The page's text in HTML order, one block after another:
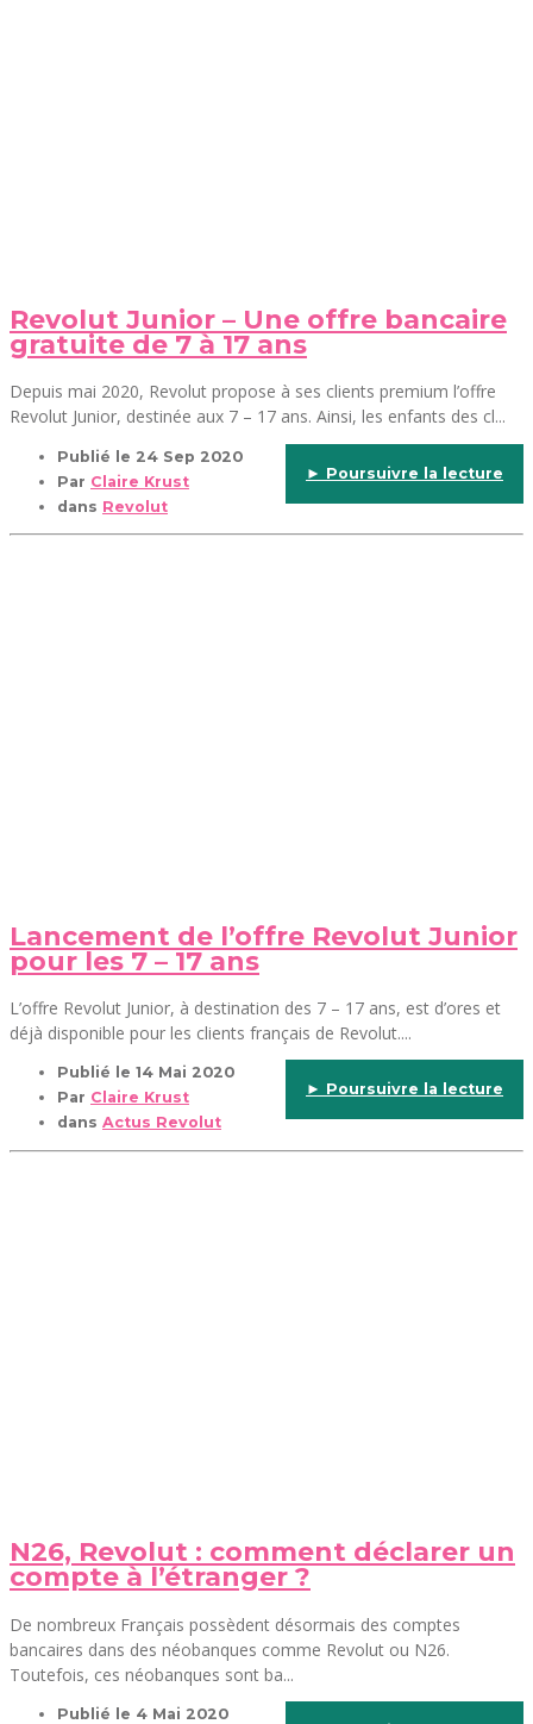
Revolut Junior – Une offre bancaire
gratuite de 7 à 17 ans
Depuis mai 2020, Revolut propose à ses clients premium l’offre
Revolut Junior, destinée aux 7 – 17 ans. Ainsi, les enfants des cl...
Publié le 24 Sep 2020
Par Claire Krust
dans Revolut
► Poursuivre la lecture
Lancement de l’offre Revolut Junior
pour les 7 – 17 ans
L’offre Revolut Junior, à destination des 7 – 17 ans, est d’ores et
déjà disponible pour les clients français de Revolut....
Publié le 14 Mai 2020
Par Claire Krust
dans Actus Revolut
► Poursuivre la lecture
N26, Revolut : comment déclarer un
compte à l’étranger ?
De nombreux Français possèdent désormais des comptes
bancaires dans des néobanques comme Revolut ou N26.
Toutefois, ces néobanques sont ba...
Publié le 4 Mai 2020